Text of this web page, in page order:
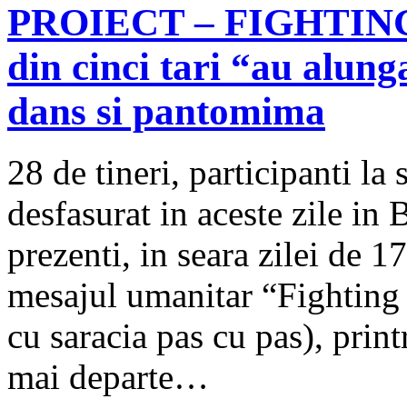
PROIECT –
din cinci tari “au
dans si pantomima
28 de tineri, participanti la
desfasurat in aceste zile in
prezenti, in seara zilei de
mesajul umanitar
cu saracia pas cu pas),
mai departe…